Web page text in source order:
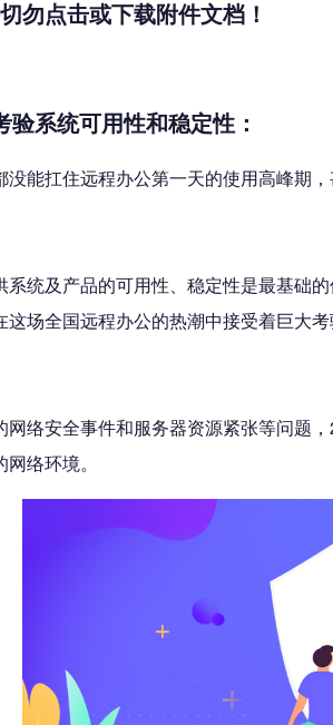
勿点击或下载附件文档！
系统可用性和稳定性：
能扛住远程办公第一天的使用高峰期，
统及产品的可用性、稳定性是最基础
场全国远程办公的热潮中接受着巨大考
络安全事件和服务器资源紧张等问题
络环境。